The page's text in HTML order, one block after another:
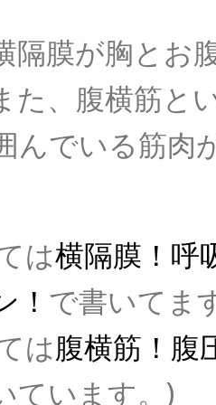
隔膜が胸とお
、 腹横筋と
んでいる筋肉
は横隔膜！呼
！ で書いてま
は腹横筋！ 腹
ています。)